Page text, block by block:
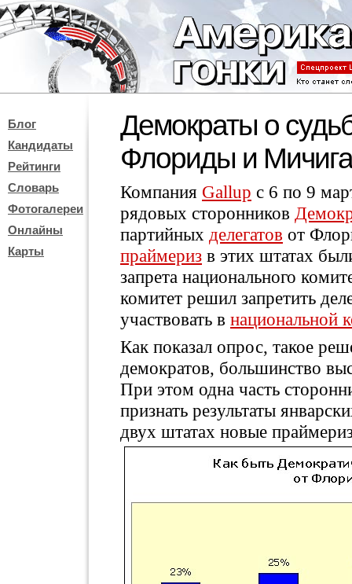
Блог
Кандидаты
Рейтинги
Словарь
Фотогалереи
Онлайны
Карты
Демократы о
Флориды и
Компания Gallup с 6 по 9
рядовых сторонников
партийных делегатов от
праймериз в этих штатах
запрета национального
комитет решил запретить
участвовать в национальной
Как показал опрос, такое
демократов, большинство
При этом одна часть
признать результаты
двух штатах новые